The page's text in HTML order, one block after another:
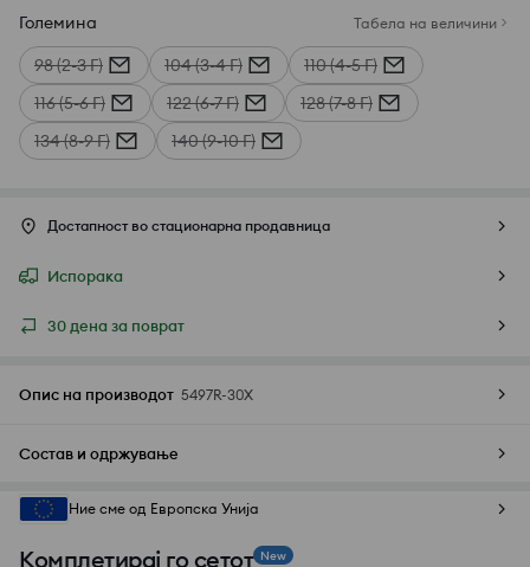
Големина Табела на величини
98 (2-3 Г) 104 (3-4 Г)
110 (4-5 Г)
116 (5-6 Г)
122 (6-7 Г)
128 (7-8 Г)
134 (8-9 Г)
140 (9-10 Г)
Достапност во стационарна продавница
Испорака
30 дена за поврат
Опис на производот 5497R-30X
Состав и одржување
Ние сме од Европска Унија
Комплетирај го сетот New